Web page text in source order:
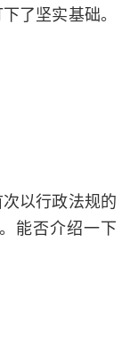
了坚实基础。
以行政法规的
能否介绍一下